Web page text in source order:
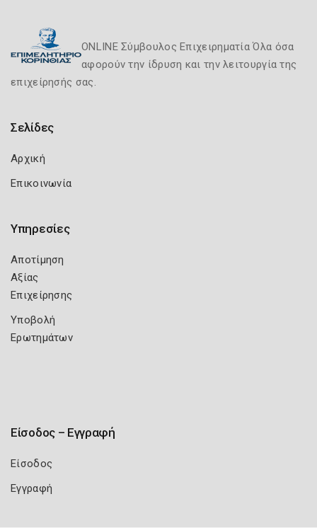
ONLINE Σύμβουλος Επιχειρηματία Όλα όσα
αφορούν την ίδρυση και την λειτουργία της
επιχείρησής σας.
Σελίδες
Αρχική
Επικοινωνία
Υπηρεσίες
Αποτίμηση
Αξίας
Επιχείρησης
Υποβολή
Ερωτημάτων
Είσοδος – Εγγραφή
Είσοδος
Εγγραφή